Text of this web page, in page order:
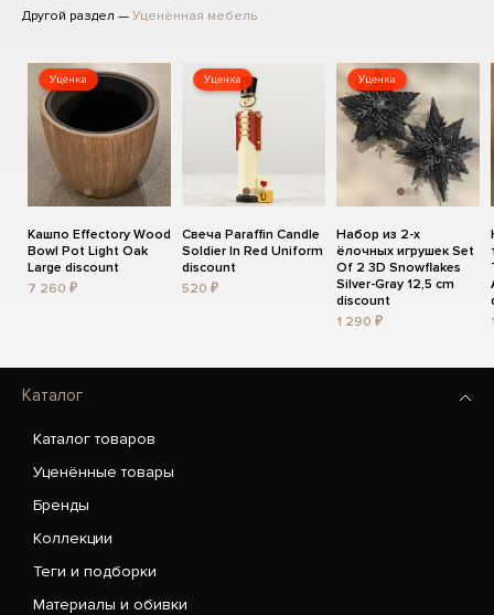
Другой раздел — Уценённая мебель
Уценка
Кашпо Effectory Wood
Bowl Pot Light Oak
Large discount
7 260 ₽
Уценка
Свеча Paraffin Candle
Soldier In Red Uniform
discount
520 ₽
Уценка
Набор из 2-х
ёлочных игрушек Set
Of 2 3D Snowflakes
Silver-Gray 12,5 cm
discount
1 290 ₽
Каталог
Каталог товаров
Уценённые товары
Бренды
Коллекции
Теги и подборки
Материалы и обивки